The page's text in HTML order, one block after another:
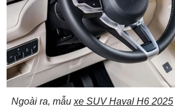
Ngoài ra, mẫu xe SUV Haval H6 2025